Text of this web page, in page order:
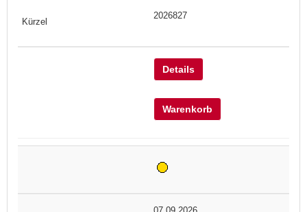
2026827
Details
Warenkorb